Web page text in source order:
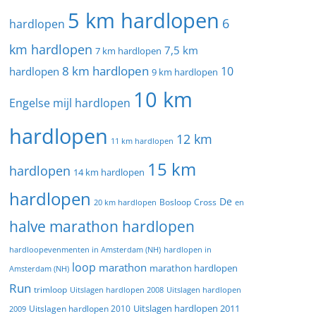
hardlopen 5 km hardlopen 6
km hardlopen 7 km hardlopen 7,5 km
hardlopen 8 km hardlopen 9 km hardlopen 10
Engelse mijl hardlopen 10 km
hardlopen 11 km hardlopen 12 km
hardlopen 14 km hardlopen 15 km
hardlopen 20 km hardlopen Bosloop Cross De en
halve marathon hardlopen
hardloopevenmenten in Amsterdam (NH) hardlopen in
Amsterdam (NH) loop marathon marathon hardlopen
Run trimloop Uitslagen hardlopen 2008 Uitslagen hardlopen
2009 Uitslagen hardlopen 2010 Uitslagen hardlopen 2011